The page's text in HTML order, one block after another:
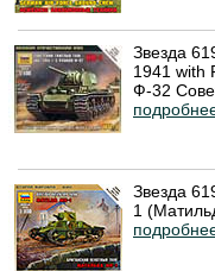
Звезда
1941 with
Ф-32
Звезда
1